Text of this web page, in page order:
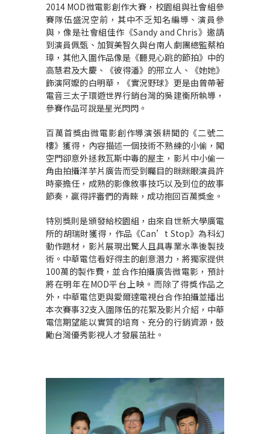
2014 MOD微電影創作大賽，校園組與社會組參
賽隊伍盛況空前，其中不乏知名編導、演員參
與，像是社會組佳作《Sandy and Chris》邀請
到演員佩甄、加賀美智久與台南人劇團總監蔡柏
璋，其他入圍作品像是《聽見心跳的節拍》中的
高慧君及大慶、《彼得潘》的邢立人、《她她》
飾演阿嬤的白明華，《實況野球》更是由曾帶著
電音三太子環遊世界行銷台灣的吳建衡所執導，
參賽作品可說是星光閃閃。
百萬首獎由微電影創作導演張耕聞的《二號二
樓》獲得，內容描述一個技術不熟練的小偷，闖
空門卻意外拯救瓦斯中毒的屋主，影片中小偷一
角由拍攝洋芋片廣告而受到矚目的眯眯眼演員許
時豪擔任，成熟的影像敘事技巧以及到位的故事
節奏，贏得評審們的青睞，成功抱回百萬獎金。
特別獎則是頒發給校園組，由來自世新大學廣電
所的胡瑞財獲得，作品《Can’t Stop》為科幻
動作題材，影片展現出驚人且具專業水準後製技
術。中華電信看好得主的創意潛力，將獨家提供
100萬的製作費，並合作拍攝廣告微電影，預計
將在明年在MOD平台上映。而除了得獎作品之
外，中華電信更與愛爾達電視台合作拍攝並播出
本次賽事32支入圍隊伍的花絮及影片介紹，中華
電信期望能以實質的培育、充分的行銷資源，鼓
勵台灣優秀影視人才發展茁壯。